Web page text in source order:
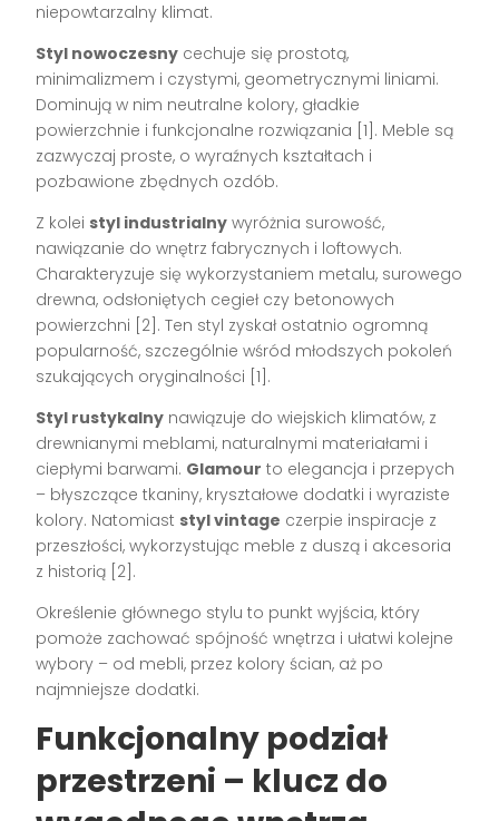
niepowtarzalny klimat.
Styl nowoczesny cechuje się prostotą,
minimalizmem i czystymi, geometrycznymi liniami.
Dominują w nim neutralne kolory, gładkie
powierzchnie i funkcjonalne rozwiązania [1]. Meble są
zazwyczaj proste, o wyraźnych kształtach i
pozbawione zbędnych ozdób.
Z kolei styl industrialny wyróżnia surowość,
nawiązanie do wnętrz fabrycznych i loftowych.
Charakteryzuje się wykorzystaniem metalu, surowego
drewna, odsłoniętych cegieł czy betonowych
powierzchni [2]. Ten styl zyskał ostatnio ogromną
popularność, szczególnie wśród młodszych pokoleń
szukających oryginalności [1].
Styl rustykalny nawiązuje do wiejskich klimatów, z
drewnianymi meblami, naturalnymi materiałami i
ciepłymi barwami. Glamour to elegancja i przepych
– błyszczące tkaniny, kryształowe dodatki i wyraziste
kolory. Natomiast styl vintage czerpie inspiracje z
przeszłości, wykorzystując meble z duszą i akcesoria
z historią [2].
Określenie głównego stylu to punkt wyjścia, który
pomoże zachować spójność wnętrza i ułatwi kolejne
wybory – od mebli, przez kolory ścian, aż po
najmniejsze dodatki.
Funkcjonalny podział
przestrzeni – klucz do